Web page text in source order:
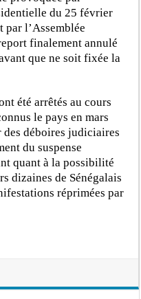
du 25 février
par l’Assemblée
finalement annulé
que ne soit fixée la
été arrêtés au cours
le pays en mars
déboires judiciaires
du suspense
quant à la possibilité
dizaines de Sénégalais
réprimées par